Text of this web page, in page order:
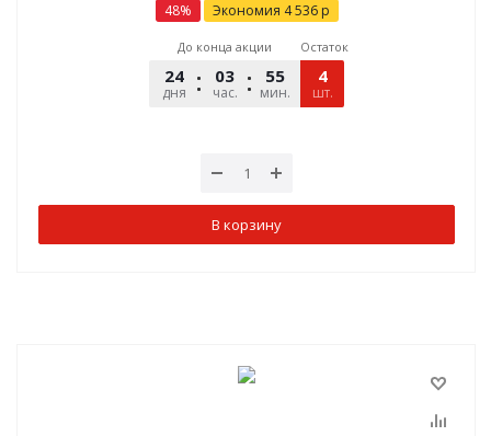
48% Экономия 4 536р
До конца акции
24
дня
03
час.
55
мин.
40
сек.
Остаток
4
шт.
В корзину